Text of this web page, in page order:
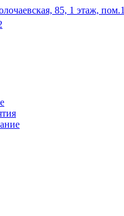
85, 1 этаж, пом.1